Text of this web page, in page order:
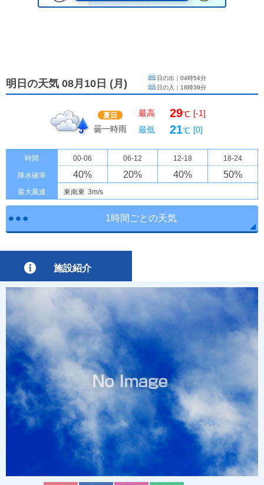
明日の天気 08月10日 (月 ) 日の出｜ 04時54分
日の入｜ 18時39分
夏日
曇一時雨
最高 29℃ [-1]
最低
21℃ [0]
時間 00-06 06-12 12-18 18-24
降水確率 40% 20% 40% 50%
最大風速 東南東 3m/s
1時間ごとの天気
施設紹介